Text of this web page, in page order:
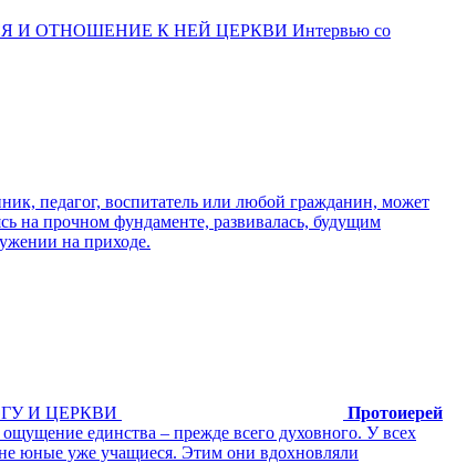
ОТНОШЕНИЕ К НЕЙ ЦЕРКВИ Интервью со
педагог, воспитатель или любой гражданин, может
на прочном фундаменте, развивалась, будущим
на приходе.
И ЦЕРКВИ
Протоиерей
единства – прежде всего духовного. У всех
не юные уже учащиеся. Этим они вдохновляли